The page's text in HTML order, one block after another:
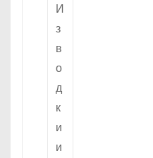
И
з
в
о
д
к
и
и